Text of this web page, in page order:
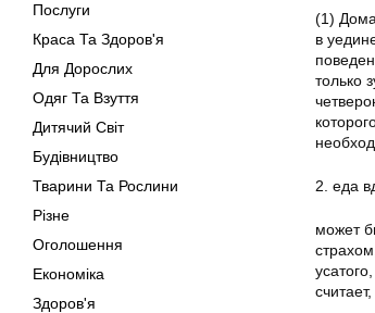
Послуги
Краса Та Здоров'я
Для Дорослих
Одяг Та Взуття
Дитячий Світ
Будівництво
Тварини Та Рослини
Різне
Оголошення
Економіка
Здоров'я
(1)
в
только
2. еда
может